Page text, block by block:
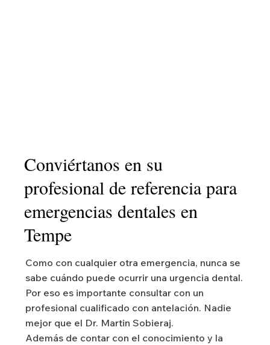
Conviértanos en su
profesional de referencia para
emergencias dentales en
Tempe
Como con cualquier otra emergencia, nunca se
sabe cuándo puede ocurrir una urgencia dental.
Por eso es importante consultar con un
profesional cualificado con antelación. Nadie
mejor que el Dr. Martin Sobieraj.
Además de contar con el conocimiento y la